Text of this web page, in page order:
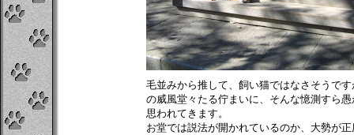
毛並みから推して、飼い猫ではなさそうです
の威風堂々たる佇まいに、そんな憶測すら愚
思われてきます。
お堂では説法が開かれているのか、大勢が